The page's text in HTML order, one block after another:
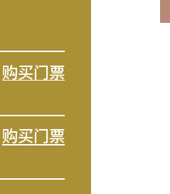
购买门票
购买门票